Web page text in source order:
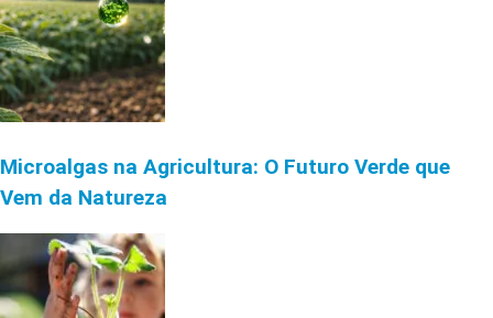
Microalgas na Agricultura: O Futuro Verde que
Vem da Natureza